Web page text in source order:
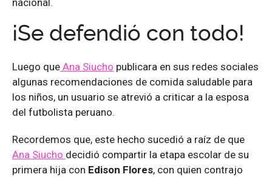
nacional.
¡Se defendió con todo!
Luego que Ana Siucho publicara en sus redes sociales
algunas recomendaciones de comida saludable para
los niños, un usuario se atrevió a criticar a la esposa
del futbolista peruano.
Recordemos que, este hecho sucedió a raíz de que
Ana Siucho decidió compartir la etapa escolar de su
primera hija con Edison Flores, con quien contrajo